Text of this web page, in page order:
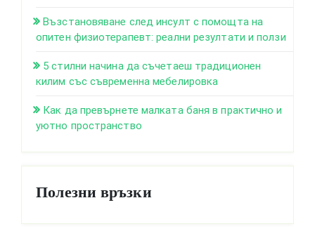
Възстановяване след инсулт с помощта на
опитен физиотерапевт: реални резултати и ползи
5 стилни начина да съчетаеш традиционен
килим със съвременна мебелировка
Как да превърнете малката баня в практично и
уютно пространство
Полезни връзки